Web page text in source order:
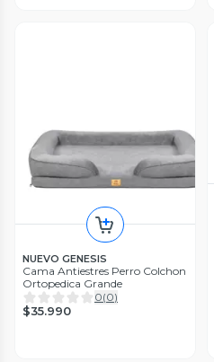
NUEVO GENESIS
Cama Antiestres Perro Colchon
Ortopedica Grande
0(0)
$35.990